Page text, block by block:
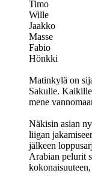
Timo
Wille
Jaakko
Masse
Fabio
Hönkki
Matinkylä on
Sakulle.
mene
Näkisin asian
liigan
jälkeen
Arabian pelurit